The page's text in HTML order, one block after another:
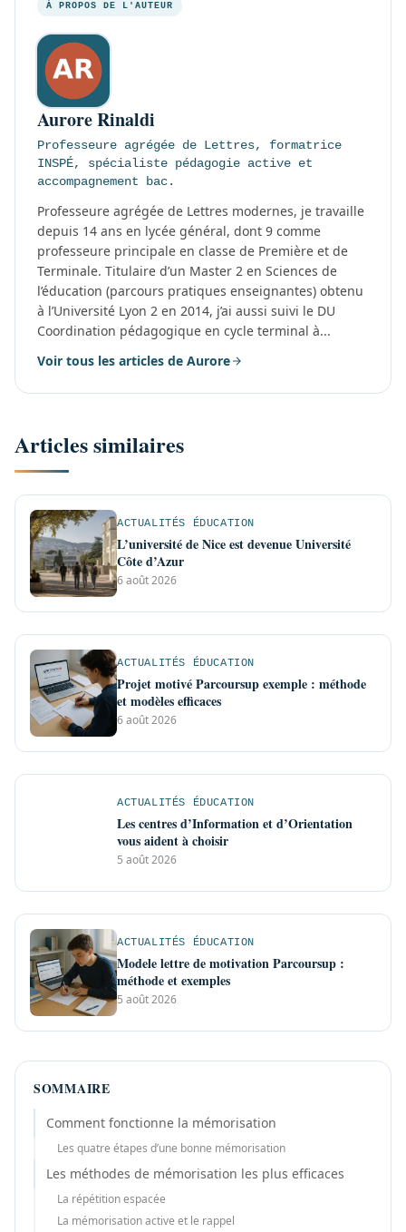
À PROPOS DE L'AUTEUR
Aurore Rinaldi
Professeure agrégée de Lettres, formatrice
INSPÉ, spécialiste pédagogie active et
accompagnement bac.
Professeure agrégée de Lettres modernes, je travaille
depuis 14 ans en lycée général, dont 9 comme
professeure principale en classe de Première et de
Terminale. Titulaire d’un Master 2 en Sciences de
l’éducation (parcours pratiques enseignantes) obtenu
à l’Université Lyon 2 en 2014, j’ai aussi suivi le DU
Coordination pédagogique en cycle terminal à...
Voir tous les articles de Aurore
Articles similaires
ACTUALITÉS ÉDUCATION
L’université de Nice est devenue Université
Côte d’Azur
6 août 2026
ACTUALITÉS ÉDUCATION
Projet motivé Parcoursup exemple : méthode
et modèles efficaces
6 août 2026
ACTUALITÉS ÉDUCATION
Les centres d’Information et d’Orientation
vous aident à choisir
5 août 2026
ACTUALITÉS ÉDUCATION
Modele lettre de motivation Parcoursup :
méthode et exemples
5 août 2026
SOMMAIRE
Comment fonctionne la mémorisation
Les quatre étapes d’une bonne mémorisation
Les méthodes de mémorisation les plus efficaces
La répétition espacée
La mémorisation active et le rappel